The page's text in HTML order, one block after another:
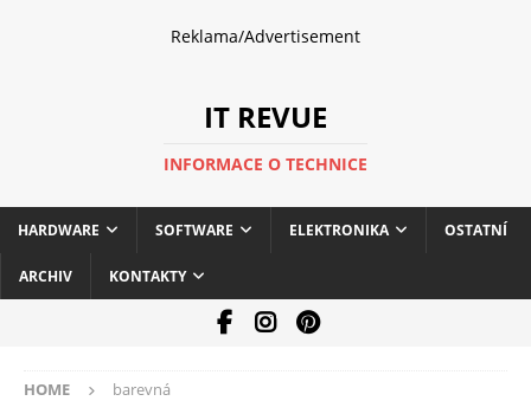
Reklama/Advertisement
IT REVUE
INFORMACE O TECHNICE
HARDWARE SOFTWARE ELEKTRONIKA OSTATNÍ
ARCHIV KONTAKTY
HOME barevná